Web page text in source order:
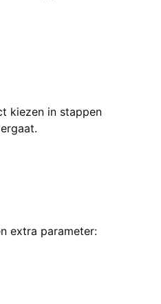
kiezen in stappen
extra parameter: